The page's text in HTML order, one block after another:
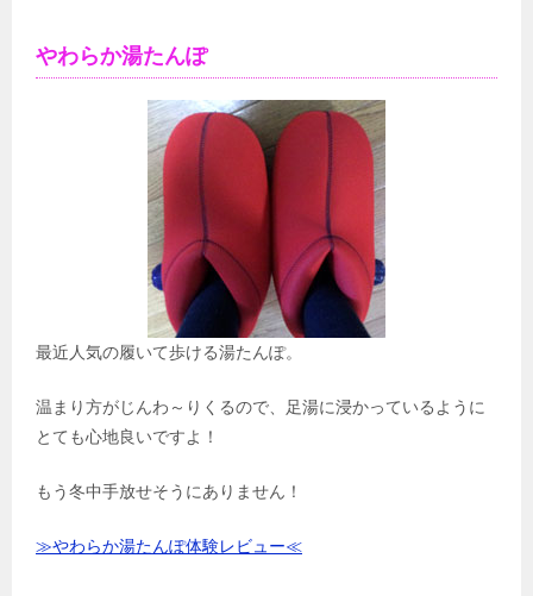
やわらか湯たんぽ
最近人気の履いて歩ける湯たんぽ。
温まり方がじんわ～りくるので、足湯に浸かっているように
とても心地良いですよ！
もう冬中手放せそうにありません！
≫やわらか湯たんぽ体験レビュー≪